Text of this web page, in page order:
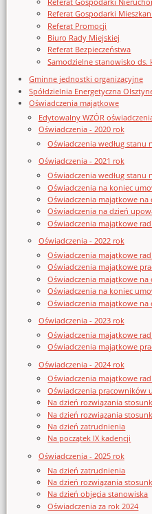
Referat Gospodarki
Referat Promocji
Biuro Rady Miejskiej
Referat Bezpieczeństwa
Samodzielne stanowisko ds.
Gminne jednostki organizacyjne
Spółdzielnia Energetyczna
Oświadczenia majątkowe
Edytowalny WZÓR
Oświadczenia - 2020 rok
Oświadczenia według stanu
Oświadczenia - 2021 rok
Oświadczenia według stanu
Oświadczenia na koniec
Oświadczenia majątkowe na
Oświadczenia na dzień
Oświadczenia majątkowe
Oświadczenia - 2022 rok
Oświadczenia majątkowe
Oświadczenia majątkowe
Oświadczenia majątkowe na
Oświadczenia na koniec
Oświadczenia majątkowe
Oświadczenia - 2023 rok
Oświadczenia majątkowe
Oświadczenia majątkowe
Oświadczenia - 2024 rok
Oświadczenia majątkowe
Oświadczenia pracowników
Na dzień rozwiązania
Na dzień rozwiązania
Na dzień zatrudnienia
Na początek IX kadencji
Oświadczenia - 2025 rok
Na dzień zatrudnienia
Na dzień rozwiązania
Na dzień objęcia stanowiska
Oświadczenia za rok 2024